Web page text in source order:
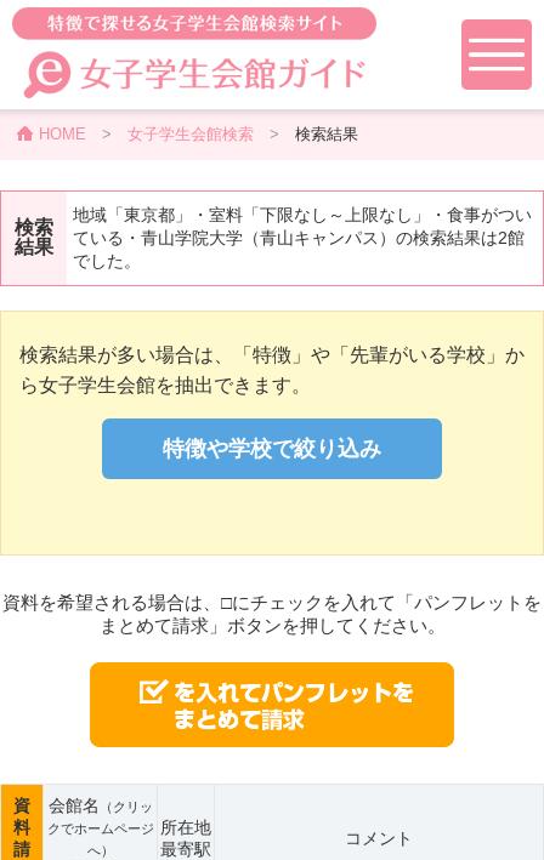
HOME > 女子学生会館検索> 検索結果
検索
結果
地域「東京都」・室料「下限なし～上限なし」・食事がつい
ている・青山学院大学（青山キャンパス）の検索結果は2館
でした。
検索結果が多い場合は、「特徴」や「先輩がいる学校」か
ら女子学生会館を抽出できます。
資料を希望される場合は、□にチェックを入れて「パンフレットを
まとめて請求」ボタンを押してください。
資
料
請
会館名
（クリッ
クでホームページ
へ）
所在地
最寄駅
コメント